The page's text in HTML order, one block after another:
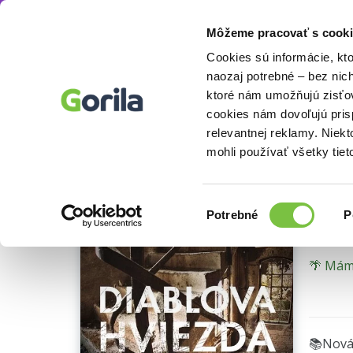
Môžeme pracovať s
Cookies sú informácie,
naozaj potrebné – bez
ktoré nám umožňujú
cookies nám dovoľujú
relevantnej reklamy.
mohli používať všetky
súhlasu
Potrebné
Beletria knihy Detektívky, trilery a
🌴